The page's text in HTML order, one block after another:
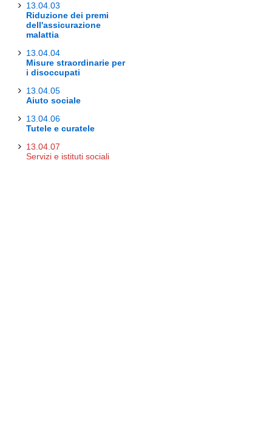
13.04.03
Riduzione dei premi
dell'assicurazione
malattia
13.04.04
Misure straordinarie per
i disoccupati
13.04.05
Aiuto sociale
13.04.06
Tutele e curatele
13.04.07
Servizi e istituti sociali